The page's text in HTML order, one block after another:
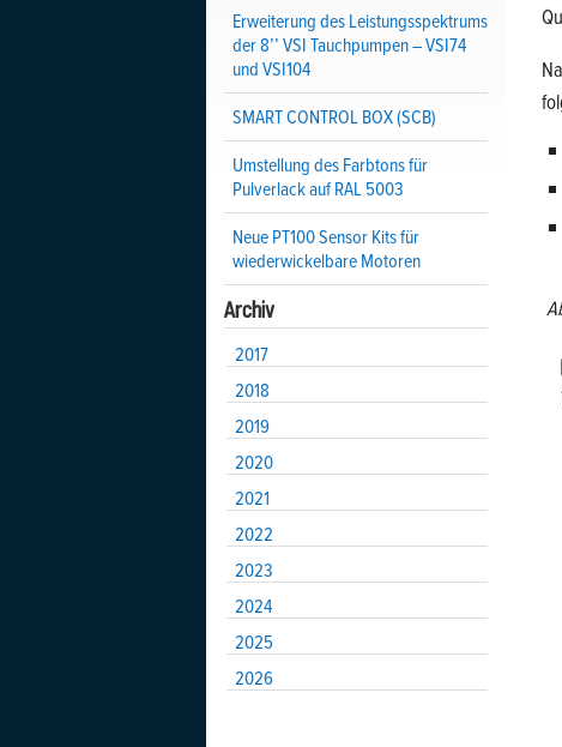
Erweiterung des Leistungsspektrums
der 8’’ VSI Tauchpumpen – VSI74
und VSI104
SMART CONTROL BOX (SCB)
Umstellung des Farbtons für
Pulverlack auf RAL 5003
Neue PT100 Sensor Kits für
wiederwickelbare Motoren
Archiv
2017
2018
2019
2020
2021
2022
2023
2024
2025
2026